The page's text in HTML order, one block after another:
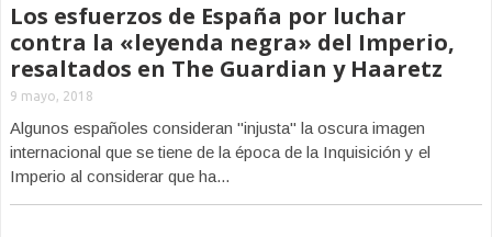
Los esfuerzos de España por luchar
contra la «leyenda negra» del Imperio,
resaltados en The Guardian y Haaretz
9 mayo, 2018
Algunos españoles consideran "injusta" la oscura imagen
internacional que se tiene de la época de la Inquisición y el
Imperio al considerar que ha...